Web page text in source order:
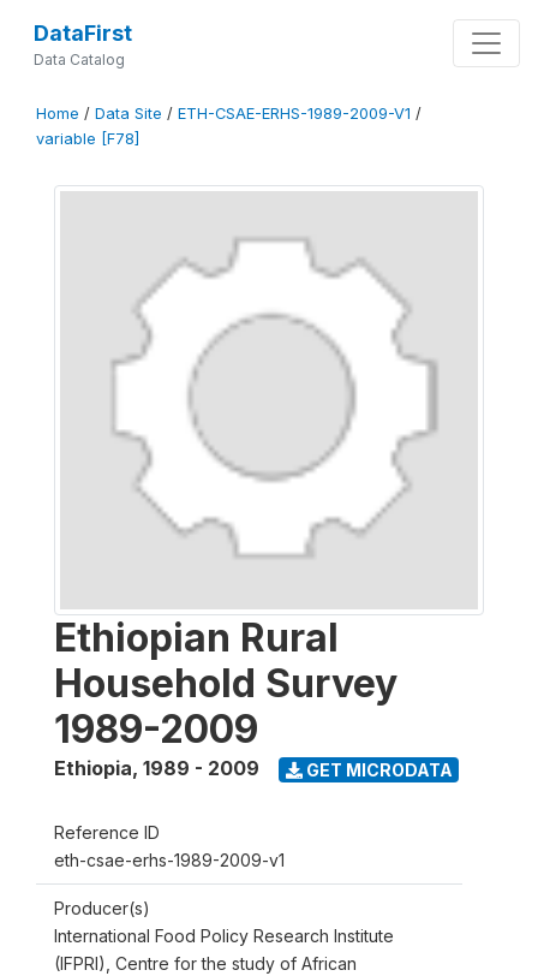
DataFirst
Data Catalog
Home / Data Site / ETH-CSAE-ERHS-1989-2009-V1 /
variable [F78]
Ethiopian Rural
Household Survey
1989-2009
Ethiopia, 1989 - 2009 GET MICRODATA
Reference ID
eth-csae-erhs-1989-2009-v1
Producer(s)
International Food Policy Research Institute
(IFPRI), Centre for the study of African